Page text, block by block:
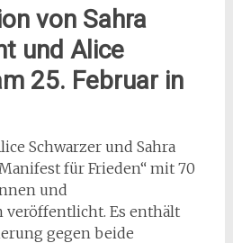
von Sahra
und Alice
25. Februar in
Schwarzer und Sahra
für Frieden“ mit 70
und
Es enthält
gegen beide